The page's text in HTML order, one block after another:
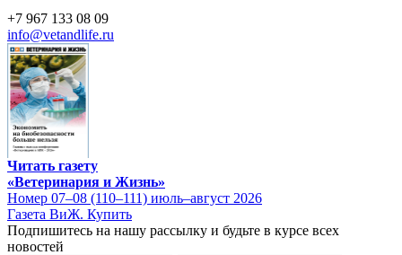
+7 967 133 08 09
info@vetandlife.ru
Читать газету
«Ветеринария и Жизнь»
Номер 07–08 (110–111) июль–август 2026
Газета ВиЖ. Купить
Подпишитесь на нашу рассылку и будьте в курсе всех
новостей